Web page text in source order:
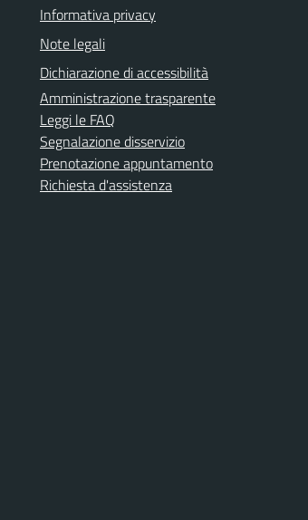
Informativa privacy
Note legali
Dichiarazione di accessibilità
Amministrazione trasparente
Leggi le FAQ
Segnalazione disservizio
Prenotazione appuntamento
Richiesta d'assistenza